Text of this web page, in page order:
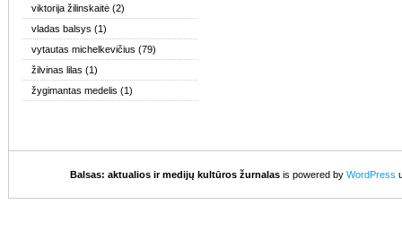
viktorija žilinskaitė (2)
vladas balsys (1)
vytautas michelkevičius (79)
žilvinas lilas (1)
žygimantas medelis (1)
Balsas: aktualios ir medijų kultūros žurnalasis powered by WordPress